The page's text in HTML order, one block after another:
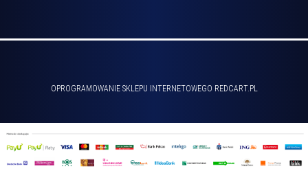
OPROGRAMOWANIE SKLEPU INTERNETOWEGO REDCART.PL